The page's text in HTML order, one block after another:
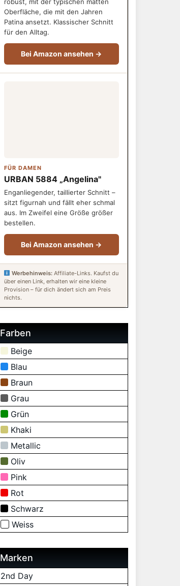
Oberfläche, die mit den Jahren
Patina ansetzt. Klassischer Schnitt
für den Alltag.
Bei Amazon ansehen →
FÜR DAMEN
URBAN 5884 „Angelina"
Enganliegender, taillierter Schnitt –
sitzt figurnah und fällt eher schmal
aus. Im Zweifel eine Größe größer
bestellen.
Bei Amazon ansehen →
Werbehinweis: Affiliate-Links. Kaufst du
über einen Link, erhalten wir eine kleine
Provision – für dich ändert sich am Preis
nichts.
Farben
Beige
Blau
Braun
Grau
Grün
Khaki
Metallic
Oliv
Pink
Rot
Schwarz
Weiss
Marken
2nd Day